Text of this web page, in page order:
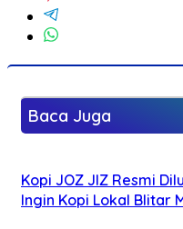
Baca Juga
Kopi JOZ JIZ Resmi
Ingin Kopi Lokal Blitar